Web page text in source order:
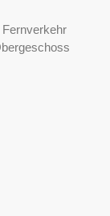
Fernverkehr